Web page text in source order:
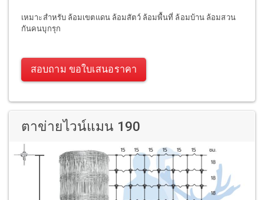
เหมาะสำหรับ ล้อมเขตแดน ล้อมสัตว์ ล้อมพื้นที่ ล้อมบ้าน ล้อมสวน
กันคนบุกรุก
สอบถาม ขอใบเสนอราคา
ตาข่ายไวน์แมน 190